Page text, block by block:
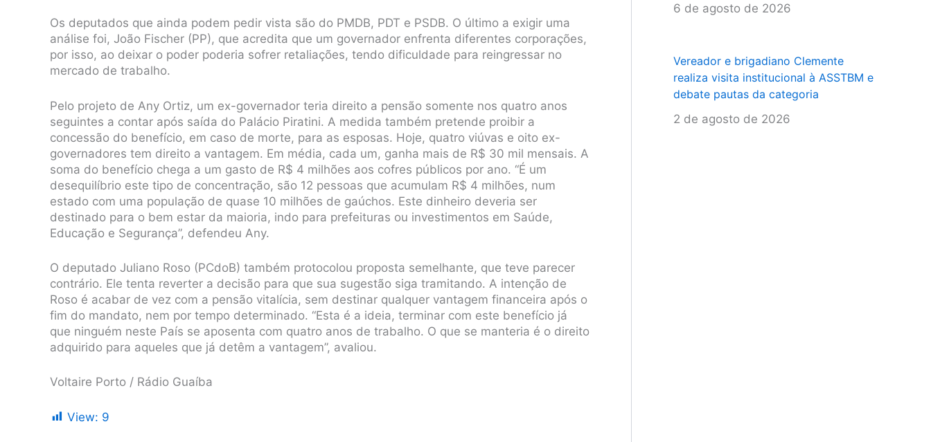
Os deputados que ainda podem pedir vista são do PMDB, PDT e PSDB. O último a exigir uma
análise foi, João Fischer (PP), que acredita que um governador enfrenta diferentes corporações,
por isso, ao deixar o poder poderia sofrer retaliações, tendo dificuldade para reingressar no
mercado de trabalho.
Pelo projeto de Any Ortiz, um ex-governador teria direito a pensão somente nos quatro anos
seguintes a contar após saída do Palácio Piratini. A medida também pretende proibir a
concessão do benefício, em caso de morte, para as esposas. Hoje, quatro viúvas e oito ex-
governadores tem direito a vantagem. Em média, cada um, ganha mais de R$ 30 mil mensais. A
soma do benefício chega a um gasto de R$ 4 milhões aos cofres públicos por ano. “É um
desequilíbrio este tipo de concentração, são 12 pessoas que acumulam R$ 4 milhões, num
estado com uma população de quase 10 milhões de gaúchos. Este dinheiro deveria ser
destinado para o bem estar da maioria, indo para prefeituras ou investimentos em Saúde,
Educação e Segurança”, defendeu Any.
O deputado Juliano Roso (PCdoB) também protocolou proposta semelhante, que teve parecer
contrário. Ele tenta reverter a decisão para que sua sugestão siga tramitando. A intenção de
Roso é acabar de vez com a pensão vitalícia, sem destinar qualquer vantagem financeira após o
fim do mandato, nem por tempo determinado. “Esta é a ideia, terminar com este benefício já
que ninguém neste País se aposenta com quatro anos de trabalho. O que se manteria é o direito
adquirido para aqueles que já detêm a vantagem”, avaliou.
Voltaire Porto / Rádio Guaíba
View: 9
6 de agosto de 2026
Vereador e brigadiano Clemente
realiza visita institucional à ASSTBM e
debate pautas da categoria
2 de agosto de 2026